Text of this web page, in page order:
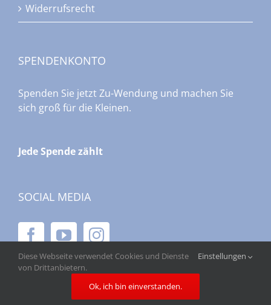
Widerrufsrecht
SPENDENKONTO
Spenden Sie jetzt Zu-Wendung und machen Sie
sich groß für die Kleinen.
Jede Spende zählt
SOCIAL MEDIA
Diese Webseite verwendet Cookies und Dienste
von Drittanbietern.
Einstellungen
Ok, ich bin einverstanden.